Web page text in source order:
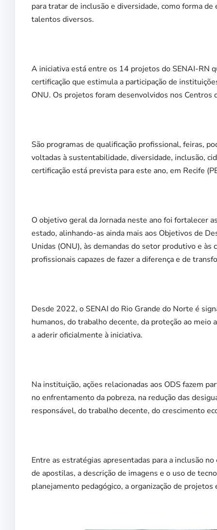
para tratar de inclusão e diversidade, como forma
talentos diversos.
A iniciativa está entre os 14 projetos do SENAI-RN
certificação que estimula a participação de
ONU. Os projetos foram desenvolvidos nos Centros
São programas de qualificação profissional, feiras,
voltadas à sustentabilidade, diversidade, inclusão,
certificação está prevista para este ano, em Recife
O objetivo geral da Jornada neste ano foi fortalecer
estado, alinhando-as ainda mais aos Objetivos de
Unidas (ONU), às demandas do setor produtivo e às
profissionais capazes de fazer a diferença e de
Desde 2022, o SENAI do Rio Grande do Norte é
humanos, do trabalho decente, da proteção ao meio
a aderir oficialmente à iniciativa.
Na instituição, ações relacionadas aos ODS fazem
no enfrentamento da pobreza, na redução das
responsável, do trabalho decente, do crescimento
Entre as estratégias apresentadas para a inclusão
de apostilas, a descrição de imagens e o uso de
planejamento pedagógico, a organização de